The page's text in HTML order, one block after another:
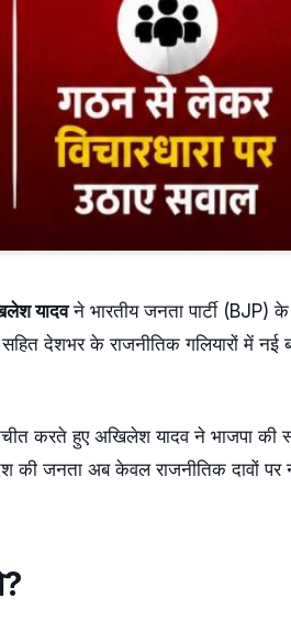
यादवने भारतीय जनता पार्टी (BJP)
देशभर के राजनीतिक गलियारों में नई
करते हुए अखिलेश यादव ने भाजपा
की जनता अब केवल राजनीतिक दावों